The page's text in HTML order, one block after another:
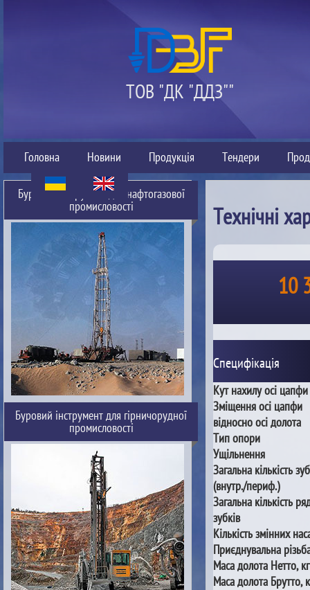
ТОВ "ДК "ДДЗ""
Головна Новини Продукція Тендери
Буровий інструмент для нафтогазової
промисловості
Буровий інструмент для гірничорудної
промисловості
Технічні
10
Специфікація
Кут нахилу осі цапфи
Зміщення осі цапфи
відносно осі долота
Тип опори
Ущільнення
Загальна кількість
(внутр./периф.)
Загальна кількість
зубків
Кількість змінних
Приєднувальна
Маса долота Нетто, кг
Маса долота Брутто,